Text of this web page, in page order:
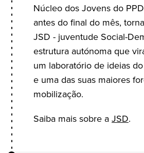
Núcleo dos Jovens do
antes do final do mês,
JSD - juventude Social-
estrutura autónoma que
um laboratório de ideias
e uma das suas maiores
mobilização.
Saiba mais sobre a JSD.